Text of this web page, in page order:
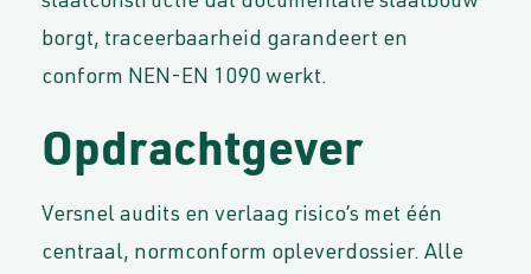
borgt, traceerbaarheid garandeert en
conform NEN-EN 1090 werkt.
Opdrachtgever
Versnel audits en verlaag risico’s met één
centraal, normconform opleverdossier. Alle